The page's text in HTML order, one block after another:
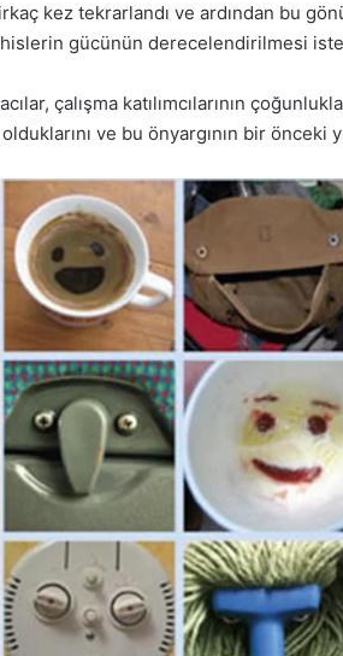
kez tekrarlandı ve ardından bu
gücünün derecelendirilmesi
çalışma katılımcılarının
ve bu önyargının bir önceki